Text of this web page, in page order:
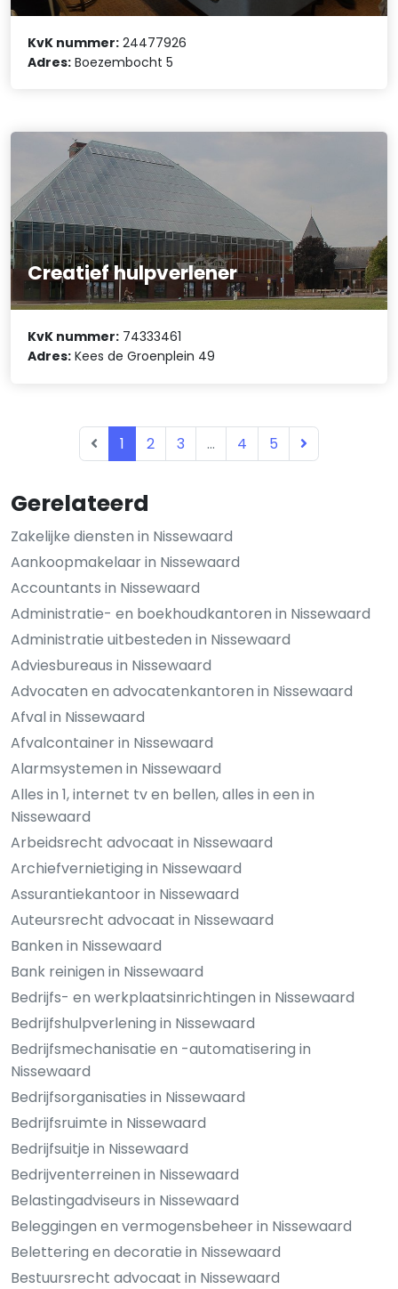
Gerelateerd
Zakelijke diensten in Nissewaard
Aankoopmakelaar in Nissewaard
Accountants in Nissewaard
Administratie- en boekhoudkantoren in Nissewaard
Administratie uitbesteden in Nissewaard
Adviesbureaus in Nissewaard
Advocaten en advocatenkantoren in Nissewaard
Afval in Nissewaard
Afvalcontainer in Nissewaard
Alarmsystemen in Nissewaard
Alles in 1, internet tv en bellen, alles in een in
Nissewaard
Arbeidsrecht advocaat in Nissewaard
Archiefvernietiging in Nissewaard
Assurantiekantoor in Nissewaard
Auteursrecht advocaat in Nissewaard
Banken in Nissewaard
Bank reinigen in Nissewaard
Bedrijfs- en werkplaatsinrichtingen in Nissewaard
Bedrijfshulpverlening in Nissewaard
Bedrijfsmechanisatie en -automatisering in
Nissewaard
Bedrijfsorganisaties in Nissewaard
Bedrijfsruimte in Nissewaard
Bedrijfsuitje in Nissewaard
Bedrijventerreinen in Nissewaard
Belastingadviseurs in Nissewaard
Beleggingen en vermogensbeheer in Nissewaard
Belettering en decoratie in Nissewaard
Bestuursrecht advocaat in Nissewaard
KvK nummer: 24477926
Adres: Boezembocht 5
Creatief hulpverlener
KvK nummer: 74333461
Adres: Kees de Groenplein 49
1 2 3 ... 4 5